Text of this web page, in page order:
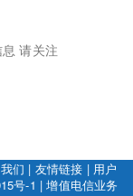
请关注
们 | 友情链接 | 用户
号-1 |增值电信业务